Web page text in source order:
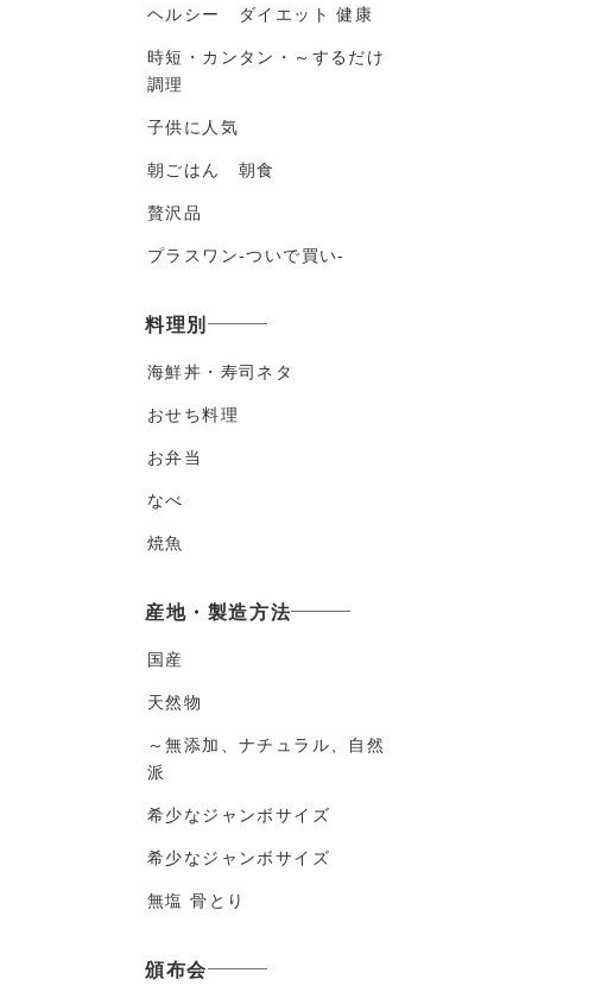
ヘルシー ダイエット 健康
時短・カンタン・～するだけ
調理
子供に人気
朝ごはん 朝食
贅沢品
プラスワン-ついで買い-
料理別
海鮮丼・寿司ネタ
おせち料理
お弁当
なべ
焼魚
産地・製造方法
国産
天然物
～無添加、ナチュラル、自然
派
希少なジャンボサイズ
希少なジャンボサイズ
無塩 骨とり
頒布会